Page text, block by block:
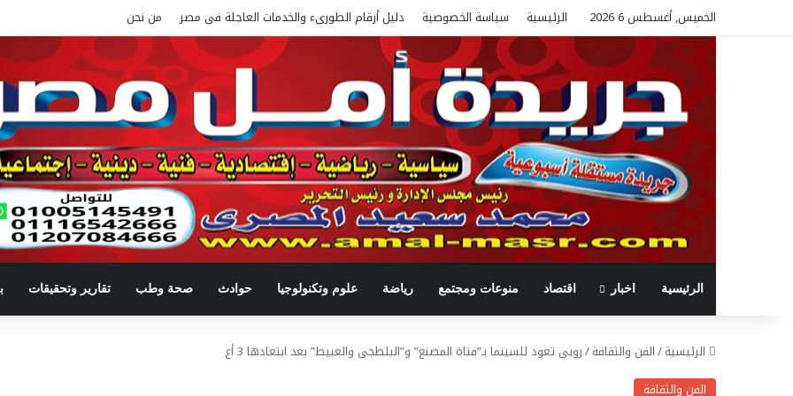
الخميس, أغسطس 6 2026 الرئيسية سياسة الخصوصية دليل أرقام الطورىء والخدمات العاجلة فى مصر من نحن
الرئيسية اخبار اقتصاد منوعات ومجتمع رياضة علوم وتكنولوجيا حوادث صحة وطب تقارير وتحقيقات
الرئيسية/الفن والثقافة/روبى تعود للسينما بـ”فتاة المصنع” و”البلطجى والعبيط” بعد ابتعادها 3 أع
الفن والثقافة